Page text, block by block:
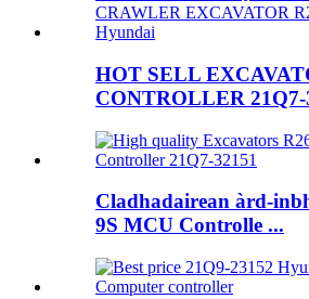
HOT SELL
CONTROLLER 21Q7-
Cladhadairean àrd-
9S MCU Controlle ...